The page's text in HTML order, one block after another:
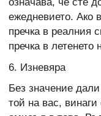
ежедневието. Ако
пречка в реалния
пречка в летенето
6. Изневяра
Без значение
той на вас,